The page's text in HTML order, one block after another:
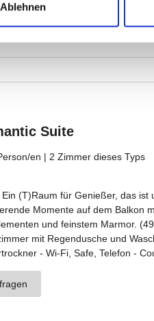
Ablehnen